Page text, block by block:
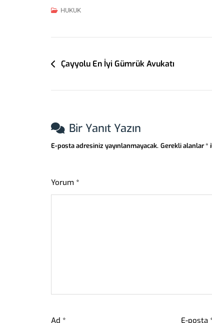
HUKUK
YazıÇayyolu En İyi Gümrük Avukatı
Bir Yanıt Yazın
E-posta adresiniz yayınlanmayacak. Gerekli alanlar*
Yorum *
Ad * E-posta